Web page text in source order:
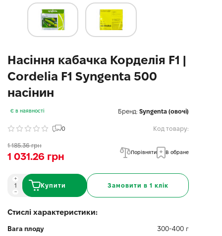
Насіння кабачка Корделія F1 |
Cordelia F1 Syngenta 500
насінин
Є в наявності Бренд: Syngenta (овочі)
0 Код товару:
1 185.36 грн
1 031.26 грн Порівняти В обране
Купити Замовити в 1 клік
Стислі характеристики:
Вага плоду
300-400 г